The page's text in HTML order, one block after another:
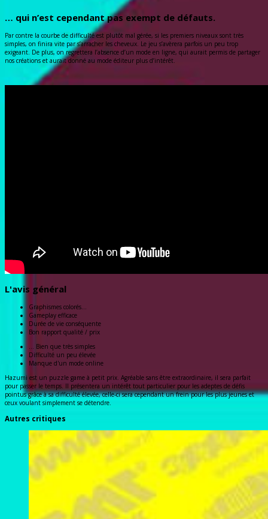
… qui n’est cependant pas exempt de défauts.
Par contre la courbe de difficulté est plutôt mal gérée, si les premiers niveaux sont très
simples, on finira vite par s’arracher les cheveux. Le jeu s’avèrera parfois un peu trop
exigeant. De plus, on regrettera l’absence d’un mode en ligne, qui aurait permis de partager
nos créations et aurait donné au mode éditeur plus d’intérêt.
L'avis général
Graphismes colorés...
Gameplay efficace
Durée de vie conséquente
Bon rapport qualité / prix
... Bien que très simples
Difficulté un peu élevée
Manque d'un mode online
Hazumi est un puzzle game à petit prix. Agréable sans être extraordinaire, il sera parfait
pour passer le temps. Il présentera un intérêt tout particulier pour les adeptes de défis
pointus grâce à sa difficulté élevée, celle-ci sera cependant un frein pour les plus jeunes et
ceux voulant simplement se détendre.
Autres critiques